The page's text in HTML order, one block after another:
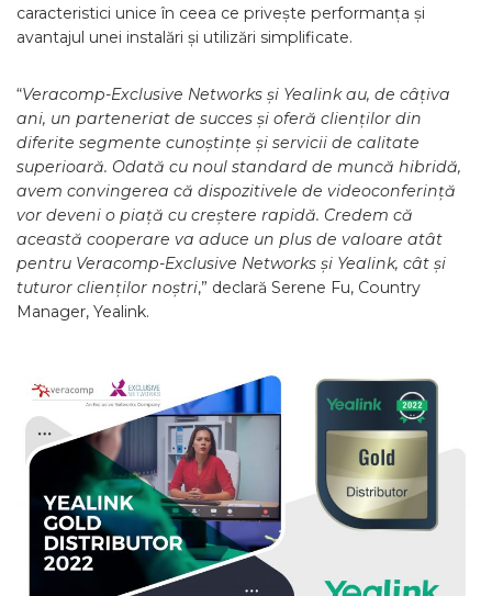
caracteristici unice în ceea ce privește performanța și
avantajul unei instalări și utilizări simplificate.
“Veracomp-Exclusive Networks și Yealink au, de câțiva
ani, un parteneriat de succes și oferă clienților din
diferite segmente cunoștințe și servicii de calitate
superioară. Odată cu noul standard de muncă hibridă,
avem convingerea că dispozitivele de videoconferință
vor deveni o piață cu creștere rapidă. Credem că
această cooperare va aduce un plus de valoare atât
pentru Veracomp-Exclusive Networks și Yealink, cât și
tuturor clienților noștri,” declară Serene Fu, Country
Manager, Yealink.